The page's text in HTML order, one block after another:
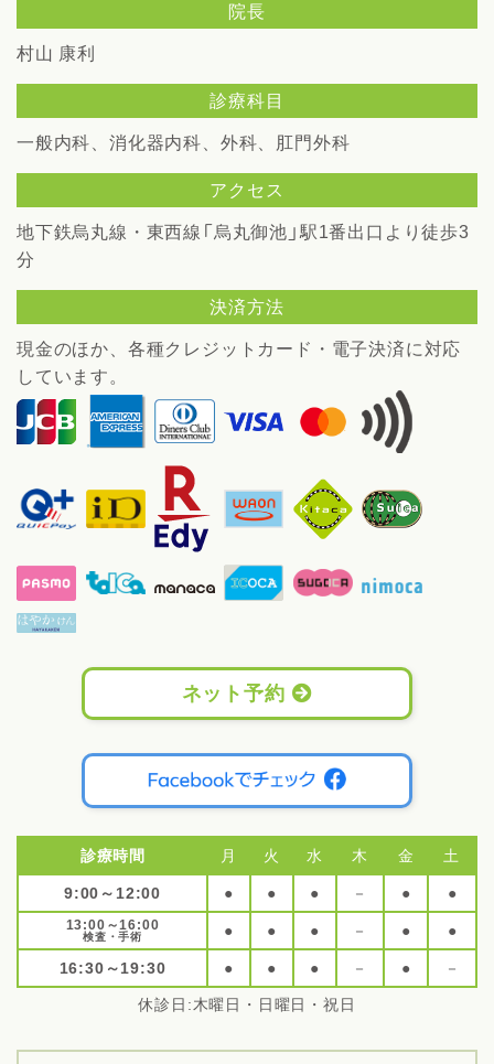
院長
村山 康利
診療科目
一般内科、消化器内科、外科、肛門外科
アクセス
地下鉄烏丸線・東西線「烏丸御池」駅1番出口より徒歩3
分
決済方法
現金のほか、各種クレジットカード・電子決済に対応
しています。
ネット予約
休診日:木曜日・日曜日・祝日
診療時間 月 火 水 木 金 土
9:00～12:00 ● ● ● － ● ●
13:00～16:00
検査・手術 ● ● ● － ● ●
16:30～19:30 ● ● ● － ● －